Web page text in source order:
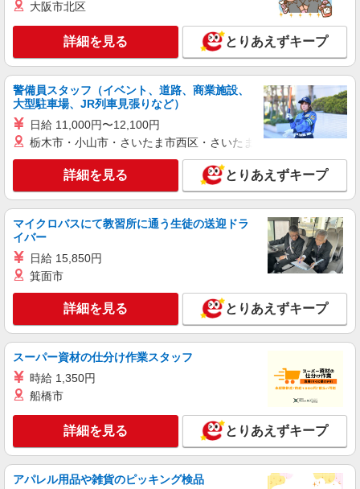
ベルサンテスタッフ株式会社 名古屋支社
保育園看護師/正社員 千種区 0歳児補助と看
護業務
【月給】252,365円〜 ※上記は短大卒基準の給
与額 ※中途職歴加算あり ＜賞与＞ 年2回 4.6ヶ
月（1年目は2.65ヶ月） ＜昇給＞ 年1回 7,130円
＜住宅手当＞ 月11,500円までの支給 交通費：その
他 通勤手当あり 直線距離2キロ以上条件あり
愛知県名古屋市千種区にある認定こども園
キープ 詳細を見る
パート
ぽっぽ保育所
病院内保育園の看護師
時給1,500円〜1,700円 ※下記手当により異な
（GW、お盆、年末年始※会社カレンダーによ
愛知県名古屋市千種区若水一丁目2番23号
キープ 詳細を見る
病院における看護助手（ナースエイド）
詳細を見る
正社員
大阪市北区
詳細を見る とりあえずキープ
警備員スタッフ（イベント、道路、商業施設、
大型駐車場、JR列車見張りなど）
日給 11,000円〜12,100円
栃木市・小山市・さいたま市西区・さいたま市岩槻区・久喜市・
詳細を見る とりあえずキープ
マイクロバスにて教習所に通う生徒の送迎ドラ
イバー
日給 15,850円
箕面市
詳細を見る とりあえずキープ
スーパー資材の仕分け作業スタッフ
時給 1,350円
船橋市
詳細を見る とりあえずキープ
アパレル用品や雑貨のピッキング検品